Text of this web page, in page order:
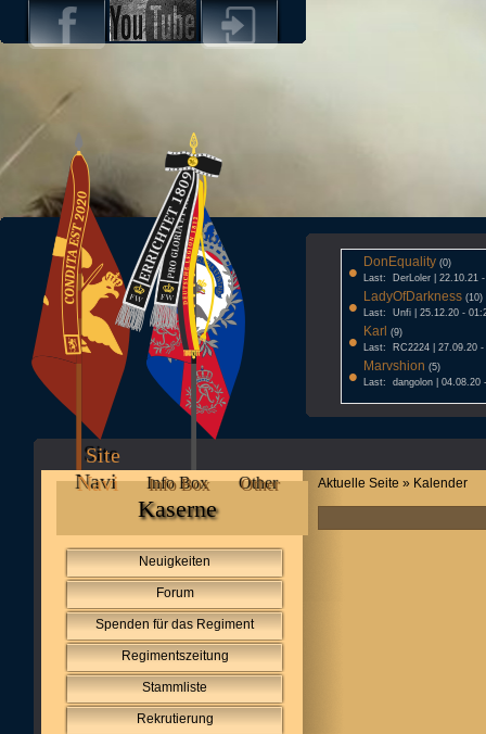
• DonEquality (0)
Last: DerLoler | 22.10.21
• LadyOfDarkness (10)
Last: Unfi | 25.12.20 -
• Karl (9)
Last: RC2224 | 27.09.20 -
• Marvshion (5)
Last: dangolon | 04.08.20
Site
Navi
Info Box Other
Kaserne
Neuigkeiten
Forum
Spenden für das Regiment
Regimentszeitung
Stammliste
Rekrutierung
Aktuelle Seite » Kalender